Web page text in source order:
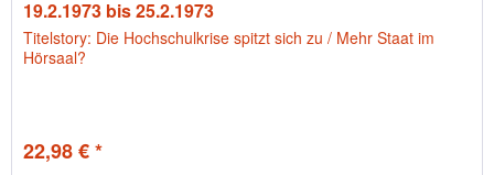
19.2.1973 bis 25.2.1973
Titelstory: Die Hochschulkrise spitzt sich zu / Mehr Staat im
Hörsaal?
22,98 € *